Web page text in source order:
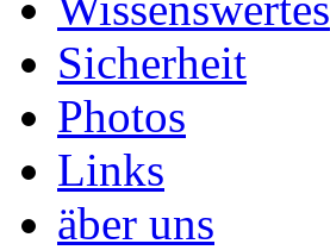
Sicherheit
Photos
Links
äber uns